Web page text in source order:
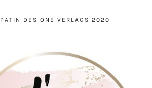
DES ONE VERLAGS 2020